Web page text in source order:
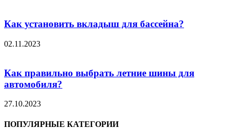
Как установить вкладыш для бассейна?
02.11.2023
Как правильно выбрать летние шины для
автомобиля?
27.10.2023
ПОПУЛЯРНЫЕ КАТЕГОРИИ